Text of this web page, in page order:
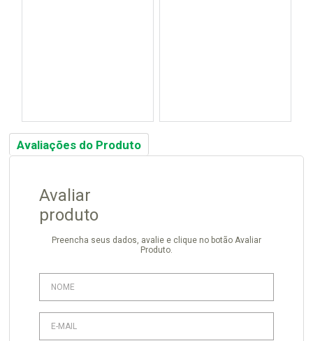
Avaliações do Produto
Avaliar
produto
Preencha seus dados, avalie e clique no botão Avaliar
Produto.